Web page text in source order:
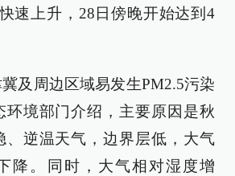
速上升，28日傍晚开始达到4
及周边区域易发生PM2.5污染
环境部门介绍，主要原因是秋
、逆温天气，边界层低，大气
降。同时，大气相对湿度增